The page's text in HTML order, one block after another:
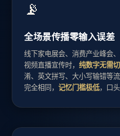
📡
全场景传播零输入误差
线下家电展会、消费产业峰会
视频直播宣传时， 纯数字无需
淆、英文拼写、大小写输错等
完全相同， 记忆门槛极低，口